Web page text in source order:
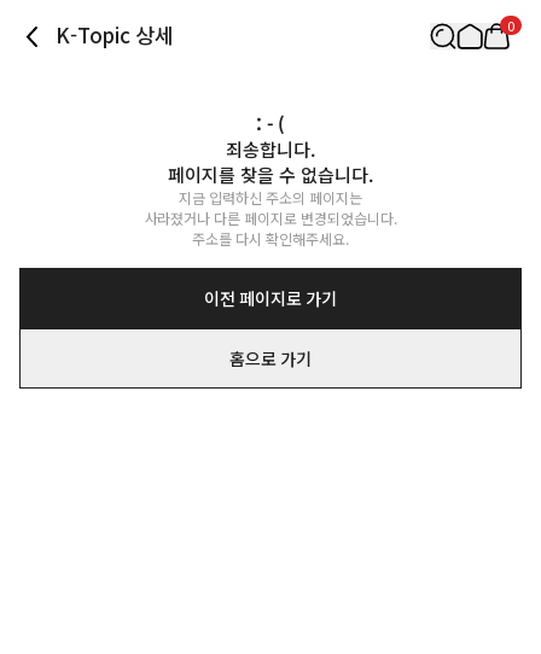
K-Topic 상세 0
: - (
죄송합니다.
페이지를 찾을 수 없습니다.
지금 입력하신 주소의 페이지는
사라졌거나 다른 페이지로 변경되었습니다.
주소를 다시 확인해주세요.
이전 페이지로 가기
홈으로 가기